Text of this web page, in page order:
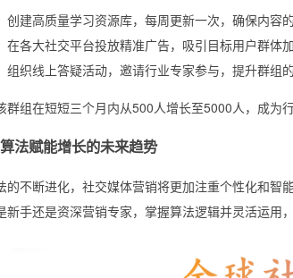
创建高质量学习资源库，每周更新一次，确保内容
在各大社交平台投放精准广告，吸引目标用户群体加
组织线上答疑活动，邀请行业专家参与，提升群组
群组在短短三个月内从500人增长至5000人，成为
法赋能增长的未来趋势
的不断进化，社交媒体营销将更加注重个性化和智能
新手还是资深营销专家，掌握算法逻辑并灵活运用